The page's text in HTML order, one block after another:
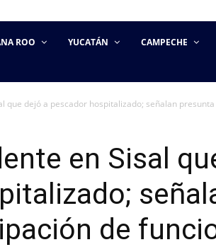
ROO YUCATÁN CAMPECHE
que dejó a pescador hospitalizado; señalan
en Sisal
de